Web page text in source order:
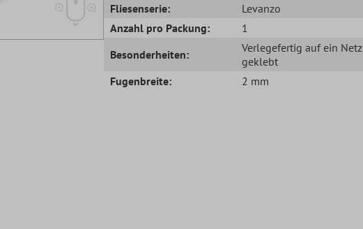
Fliesenserie:
Levanzo
Anzahl pro Packung:
1
Besonderheiten:
Verlegefertig auf ein Netz
geklebt
Fugenbreite:
2 mm